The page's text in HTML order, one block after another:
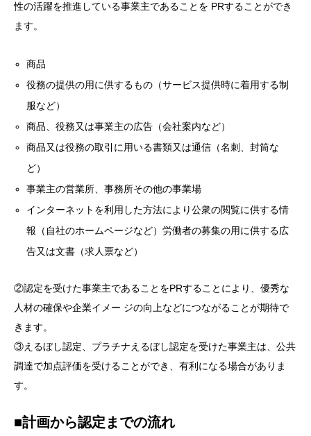
性の活躍を推進している事業主であることを PRすることができ
ます。
商品
役務の提供の用に供するもの（サービス提供時に着用する制
服など）
商品、役務又は事業主の広告（会社案内など）
商品又は役務の取引に用いる書類又は通信（名刺、封筒な
ど）
事業主の営業所、事務所その他の事業場
インターネットを利用した方法により公衆の閲覧に供する情
報（自社のホームページなど）労働者の募集の用に供する広
告又は文書（求人票など）
②認定を受けた事業主であることをPRすることにより、優秀な
人材の確保や企業イメー ジの向上などにつながることが期待で
きます。
③えるぼし認定、プラチナえるぼし認定を受けた事業主は、公共
調達で加点評価を受けることができ、有利になる場合がありま
す。
■計画から認定までの流れ